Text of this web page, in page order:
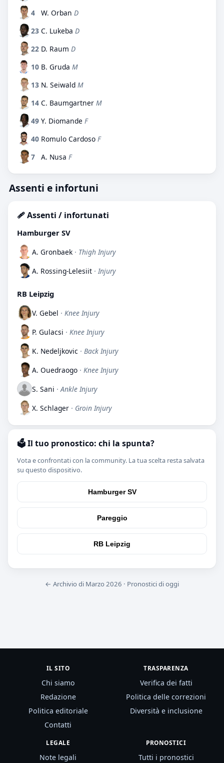
4
W. Orban D
23 C. Lukeba D
22 D. Raum D
10 B. Gruda M
13 N. Seiwald M
14 C. Baumgartner M
49 Y. Diomande F
40 Romulo Cardoso F
7
A. Nusa F
Assenti e infortuni
🩹 Assenti / infortunati
Hamburger SV
A. Gronbaek · Thigh Injury
A. Rossing-Lelesiit · Injury
RB Leipzig
V. Gebel · Knee Injury
P. Gulacsi · Knee Injury
K. Nedeljkovic · Back Injury
A. Ouedraogo · Knee Injury
S. Sani · Ankle Injury
X. Schlager · Groin Injury
🗳️ Il tuo pronostico: chi la spunta?
Vota e confrontati con la community. La tua scelta resta salvata
su questo dispositivo.
Hamburger SV
Pareggio
RB Leipzig
← Archivio di Marzo 2026 · Pronostici di oggi
IL SITO
Chi siamo
Redazione
Politica editoriale
Contatti
TRASPARENZA
Verifica dei fatti
Politica delle correzioni
Diversità e inclusione
LEGALE
Note legali
PRONOSTICI
Tutti i pronostici